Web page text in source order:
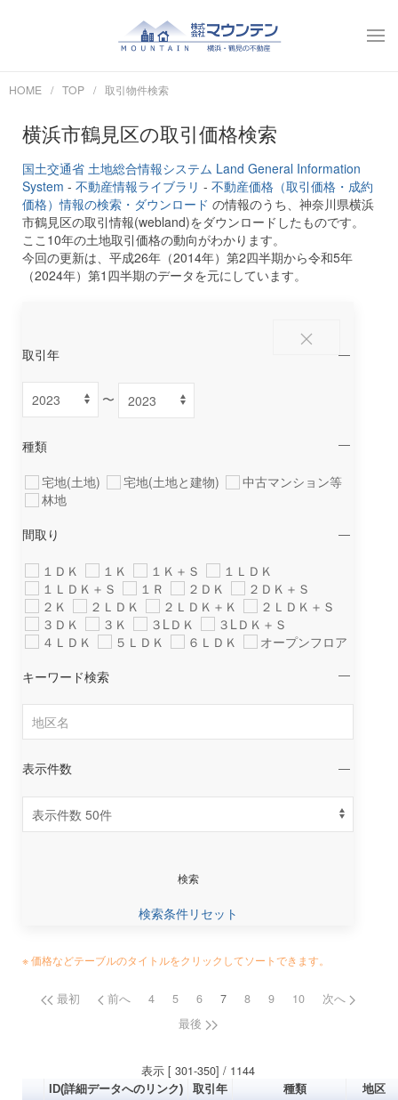
HOME TOP 取引物件検索
横浜市鶴見区の取引価格検索
国土交通省 土地総合情報システム Land General Information
System - 不動産情報ライブラリ - 不動産価格（取引価格・成約
価格）情報の検索・ダウンロード の情報のうち、神奈川県横浜
市鶴見区の取引情報(webland)をダウンロードしたものです。
ここ10年の土地取引価格の動向がわかります。
今回の更新は、平成26年（2014年）第2四半期から令和5年
（2024年）第1四半期のデータを元にしています。
取引年
〜
種類
宅地(土地) 宅地(土地と建物)
中古マンション等
林地
間取り
１ＤＫ １Ｋ １Ｋ＋Ｓ
１ＬＤＫ
１ＬＤＫ＋Ｓ
１Ｒ ２ＤＫ
２ＤＫ＋Ｓ
２Ｋ
２ＬＤＫ ２ＬＤＫ＋Ｋ
２ＬＤＫ＋Ｓ
３ＤＫ
３Ｋ ３LＤＫ
３LＤＫ＋Ｓ
４ＬＤＫ
５ＬＤＫ ６ＬＤＫ
オープンフロア
キーワード検索
表示件数
検索条件リセット
※ 価格などテーブルのタイトルをクリックしてソートできます。
最初 前へ 4 5 6 7 8 9 10
次へ
最後
表示 [ 301-350] / 1144
ID(詳細データへのリンク) 取引年 種類
地